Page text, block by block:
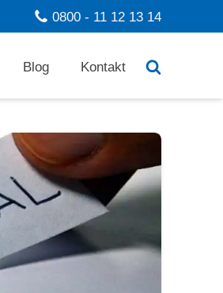
0800 - 11 12 13 14
Blog Kontakt